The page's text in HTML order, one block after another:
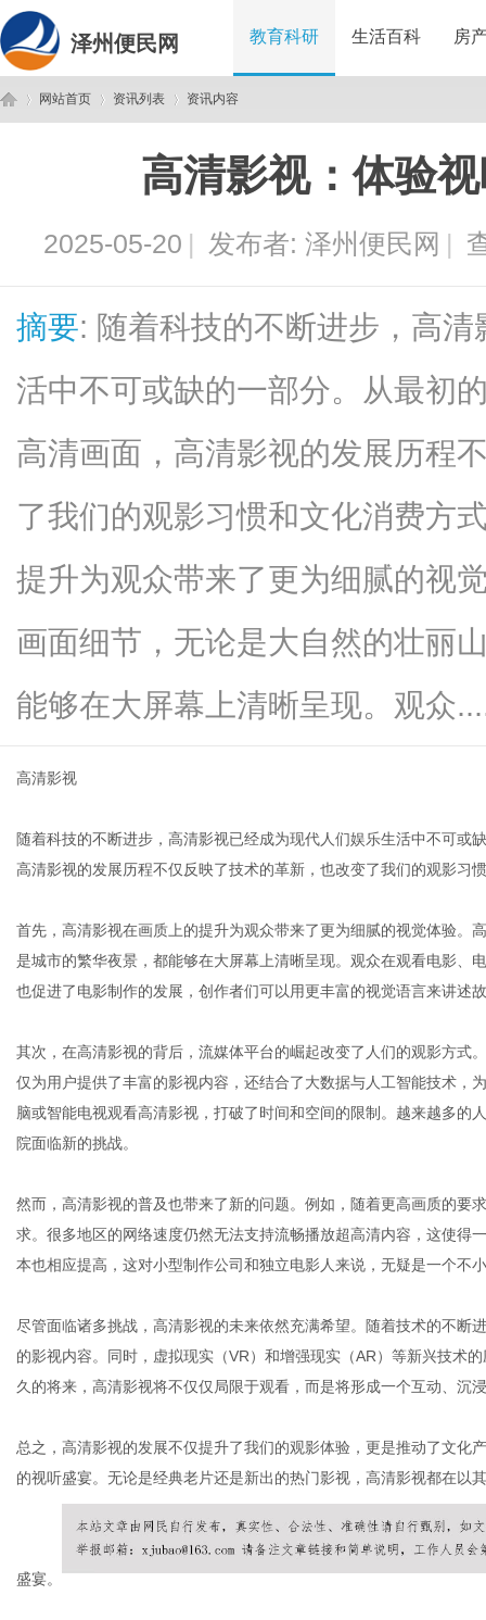
泽州便民网 教育科研 生活百科 房
网站首页 资讯列表
›
资讯内容
高清影视：体验
2025-05-20 | 发布者: 泽州便民网 |
摘要: 随着科技的不断进步，高
活中不可或缺的一部分。从最初
高清画面，高清影视的发展历程
了我们的观影习惯和文化消费方
提升为观众带来了更为细腻的视
画面细节，无论是大自然的壮丽
能够在大屏幕上清晰呈现。观众
高清影视
随着科技的不断进步，高清影视已经成为现代人们娱乐生活中不可或
高清影视的发展历程不仅反映了技术的革新，也改变了我们的观影习
首先，高清影视在画质上的提升为观众带来了更为细腻的视觉体验。
是城市的繁华夜景，都能够在大屏幕上清晰呈现。观众在观看电影、
也促进了电影制作的发展，创作者们可以用更丰富的视觉语言来讲述
其次，在高清影视的背后，流媒体平台的崛起改变了人们的观影方式
仅为用户提供了丰富的影视内容，还结合了大数据与人工智能技术，
脑或智能电视观看高清影视，打破了时间和空间的限制。越来越多的
院面临新的挑战。
然而，高清影视的普及也带来了新的问题。例如，随着更高画质的要
求。很多地区的网络速度仍然无法支持流畅播放超高清内容，这使得
本也相应提高，这对小型制作公司和独立电影人来说，无疑是一个不
尽管面临诸多挑战，高清影视的未来依然充满希望。随着技术的不断
的影视内容。同时，虚拟现实（VR）和增强现实（AR）等新兴技术
久的将来，高清影视将不仅仅局限于观看，而是将形成一个互动、沉
总之，高清影视的发展不仅提升了我们的观影体验，更是推动了文化
的视听盛宴。无论是经典老片还是新出的热门影视，高清影视都在以
盛宴。